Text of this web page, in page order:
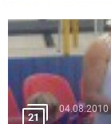
21
04.08.2010